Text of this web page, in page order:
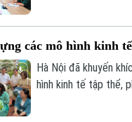
nghị Ban Chỉ đạo
tiến độ công tác giải
triển khai các dự án,
các mô hình kinh
Hà Nội đã khuyến
hình kinh tế tập thể,